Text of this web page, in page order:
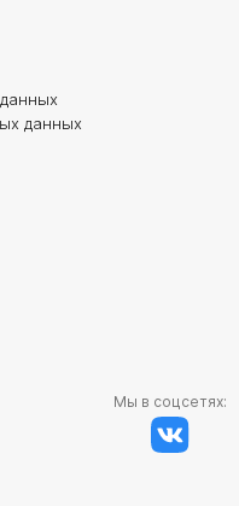
данных
Мы в соцсетях: